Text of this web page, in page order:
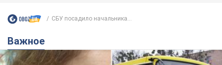
СБУ посадило начальника...
Важное